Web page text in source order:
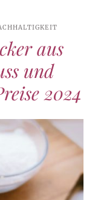
aus
und
2024